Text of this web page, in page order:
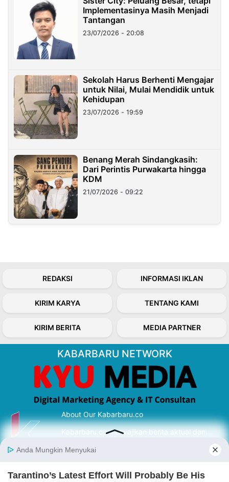
Implementasinya Masih Menjadi
Tantangan
23/07/2026 - 20:08
Sekolah Harus Berhenti Mengajar
untuk Nilai, Mulai Mendidik untuk
Kehidupan
23/07/2026 - 19:59
Benang Merah Sindangkasih:
Dari Perintis Purwakarta hingga
KDM
21/07/2026 - 09:22
REDAKSI INFORMASI IKLAN
KIRIM KARYA TENTANG KAMI
KIRIM BERITA MEDIA PARTNER
KABARBARU NETWORK
About Our Kabarbaru.co
Kabarbaru.co menyajikan berita aktual dan
serta terverifikasi dari sumber yang tepat.
Follow Kabarbaru